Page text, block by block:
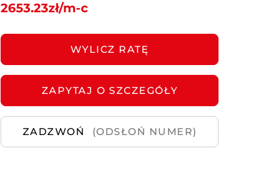
OMODA
MG
LEVC
Samochody
2653.23zł/m-c
WYLICZ RATĘ
ZAPYTAJ O SZCZEGÓŁY
ZADZWOŃ (ODSŁOŃ NUMER)